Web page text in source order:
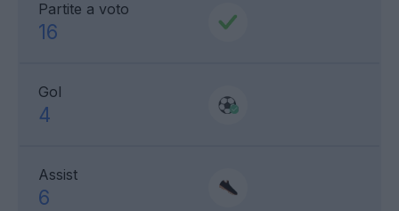
Partite a voto
16
Gol
4
Assist
6